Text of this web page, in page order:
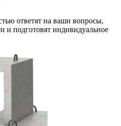
ответят на ваши вопросы,
и подготовят индивидуальное